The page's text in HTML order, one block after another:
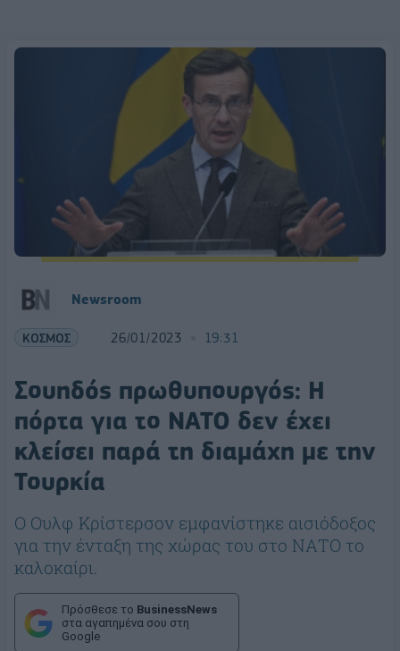
Newsroom
ΚΟΣΜΟΣ 26/01/2023 19:31
Σουηδός πρωθυπουργός: Η
πόρτα για το ΝΑΤΟ δεν έχει
κλείσει παρά τη διαμάχη με την
Τουρκία
Ο Ουλφ Κρίστερσον εμφανίστηκε αισιόδοξος
για την ένταξη της χώρας του στο ΝΑΤΟ το
καλοκαίρι.
Πρόσθεσε το BusinessNews
στα αγαπημένα σου στη
Google